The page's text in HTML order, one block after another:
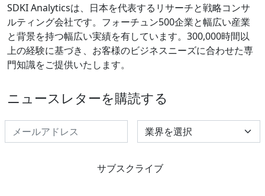
SDKI Analyticsは、日本を代表するリサーチと戦略コンサ
ルティング会社です。フォーチュン500企業と幅広い産業
と背景を持つ幅広い実績を有しています。300,000時間以
上の経験に基づき、お客様のビジネスニーズに合わせた専
門知識をご提供いたします。
ニュースレターを購読する
Select Industry
サブスクライブ